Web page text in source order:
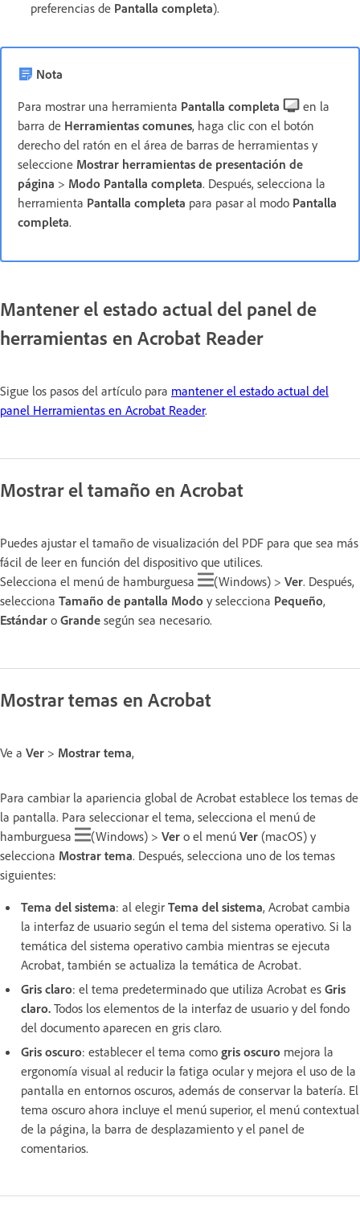
preferencias de Pantalla completa).
Nota
Para mostrar una herramienta Pantalla completa
en la
barra de Herramientas comunes, haga clic con el botón
derecho del ratón en el área de barras de herramientas y
seleccione Mostrar herramientas de presentación de
página > Modo Pantalla completa. Después, selecciona la
herramienta Pantalla completa para pasar al modo Pantalla
completa.
Mantener el estado actual del panel de
herramientas en Acrobat Reader
Sigue los pasos del artículo para mantener el estado actual del
panel Herramientas en Acrobat Reader.
Mostrar el tamaño en Acrobat
Puedes ajustar el tamaño de visualización del PDF para que sea más
fácil de leer en función del dispositivo que utilices.
Selecciona el menú de hamburguesa
(Windows) > Ver. Después,
selecciona Tamaño de pantalla Modo y selecciona Pequeño,
Estándar o Grande según sea necesario.
Mostrar temas en Acrobat
Ve a Ver > Mostrar tema,
Para cambiar la apariencia global de Acrobat establece los temas de
la pantalla. Para seleccionar el tema, selecciona el menú de
hamburguesa
(Windows) > Ver o el menú Ver (macOS) y
selecciona Mostrar tema. Después, selecciona uno de los temas
siguientes:
Tema del sistema: al elegir Tema del sistema, Acrobat cambia
la interfaz de usuario según el tema del sistema operativo. Si la
temática del sistema operativo cambia mientras se ejecuta
Acrobat, también se actualiza la temática de Acrobat.
Gris claro: el tema predeterminado que utiliza Acrobat es Gris
claro. Todos los elementos de la interfaz de usuario y del fondo
del documento aparecen en gris claro.
Gris oscuro: establecer el tema como gris oscuro mejora la
ergonomía visual al reducir la fatiga ocular y mejora el uso de la
pantalla en entornos oscuros, además de conservar la batería. El
tema oscuro ahora incluye el menú superior, el menú contextual
de la página, la barra de desplazamiento y el panel de
comentarios.